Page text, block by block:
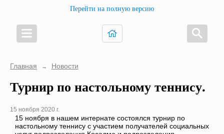
Перейти на полную версию
Главная → Новости
Турнир по настольному теннису.
15 ноября 2020 г.
15 ноября в нашем интернате состоялся турнир по
настольному теннису с участием получателей социальных